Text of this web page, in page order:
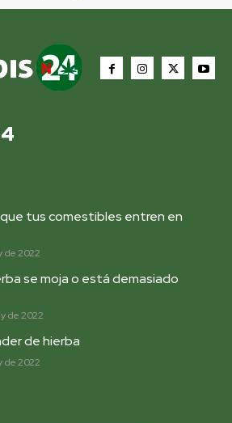
tus comestibles entren en
de 2022
se moja o está demasiado
de 2022
de hierba
de 2022